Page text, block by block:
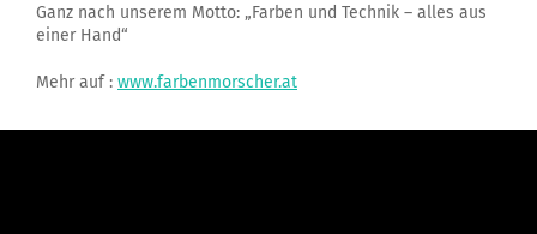
Ganz nach unserem Motto: „Farben und Technik – alles aus
einer Hand“
Mehr auf : www.farbenmorscher.at